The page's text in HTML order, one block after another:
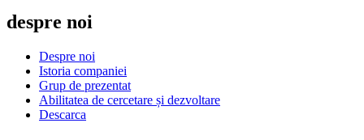
despre noi
Despre noi
Istoria companiei
Grup de prezentat
Abilitatea de cercetare și dezvoltare
Descarca